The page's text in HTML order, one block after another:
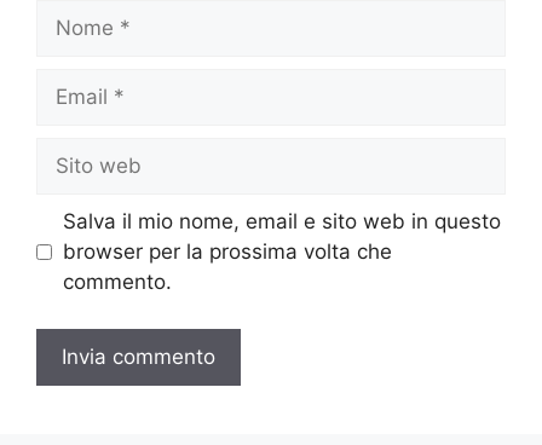
Nome
Email
Sito
web
Salva il mio nome, email e sito web in questo
browser per la prossima volta che
commento.